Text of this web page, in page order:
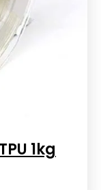
1kg